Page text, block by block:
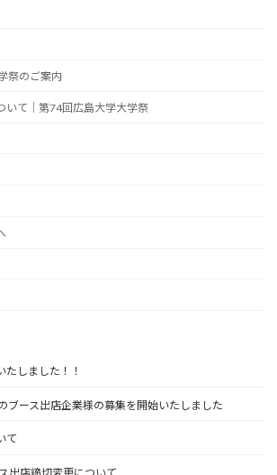
祭のご案内
いて｜第74回広島大学大学祭
しました！！
ブース出店企業様の募集を開始いたしました
て